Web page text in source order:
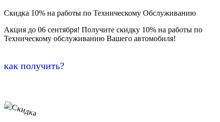
Скидка 10% на работы по Техническому Обслуживанию
Акция до 06 сентября! Получите скидку 10% на работы по
Техническому обслуживанию Вашего автомобиля!
как получить?